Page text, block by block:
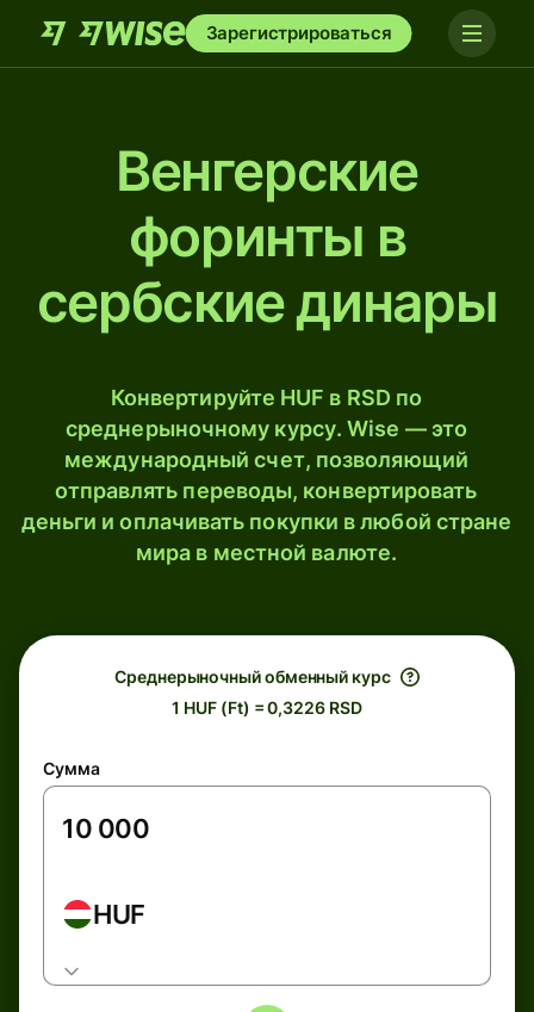
Зарегистрироваться
Венгерские
форинты в
сербские динары
Конвертируйте HUF в RSD по
среднерыночному курсу. Wise — это
международный счет, позволяющий
отправлять переводы, конвертировать
деньги и оплачивать покупки в любой стране
мира в местной валюте.
Среднерыночный обменный курс
1 HUF (Ft) = 0,3226 RSD
Сумма
HUF